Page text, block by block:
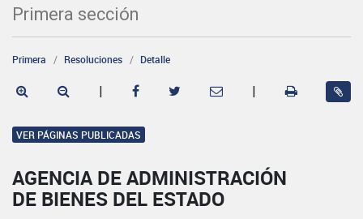
Primera sección
Primera Resoluciones Detalle
| |
VER PÁGINAS PUBLICADAS
AGENCIA DE ADMINISTRACIÓN
DE BIENES DEL ESTADO